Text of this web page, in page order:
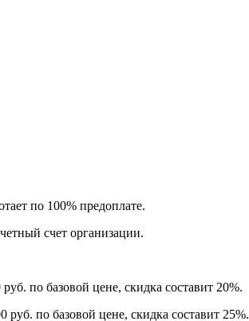
по 100% предоплате.
счет организации.
по базовой цене, скидка составит 20%.
руб. по базовой цене, скидка составит 25%.